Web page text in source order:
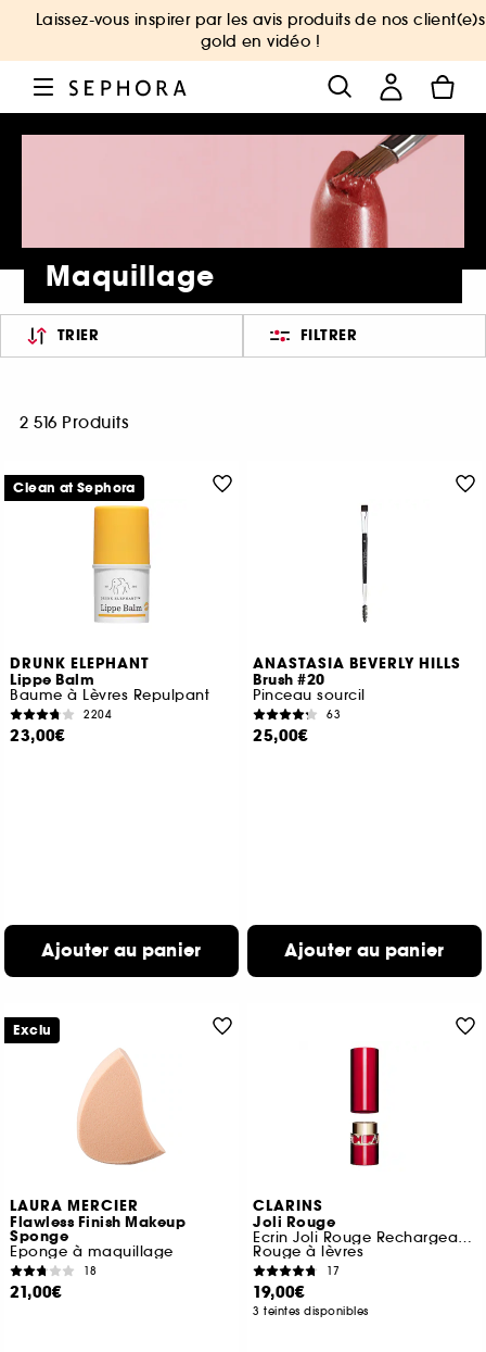
Laissez-vous inspirer par les avis produits de nos client(e)s
gold en vidéo !
Maquillage
TRIER FILTRER
2 516 Produits
DRUNK ELEPHANT
Lippe Balm
Baume à Lèvres Repulpant
2204
23,00€
Ajouter au panier
Clean at Sephora
ANASTASIA BEVERLY HILLS
Brush #20
Pinceau sourcil
63
25,00€
Ajouter au panier
LAURA MERCIER
Flawless Finish Makeup
Sponge
Eponge à maquillage
18
21,00€
Exclu
CLARINS
Joli Rouge
Ecrin Joli Rouge Rechargeable
Rouge à lèvres
17
19,00€
3 teintes disponibles